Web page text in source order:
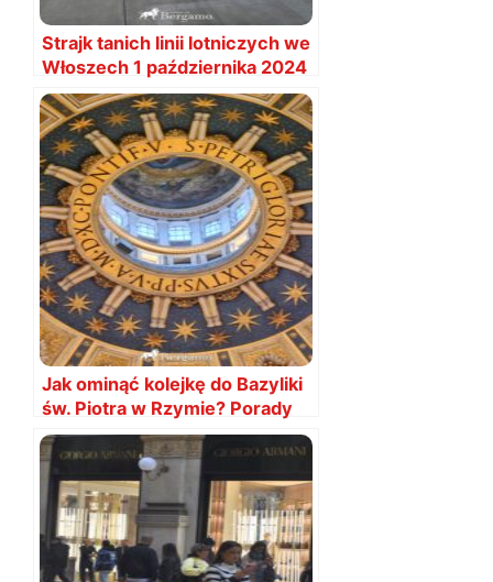
Strajk tanich linii lotniczych we
Włoszech 1 października 2024
Jak ominąć kolejkę do Bazyliki
św. Piotra w Rzymie? Porady